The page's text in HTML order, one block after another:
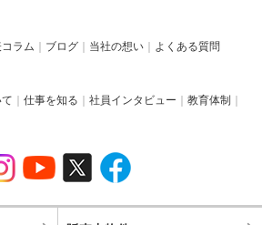
ラム ブログ 当社の想い よくある質問
仕事を知る 社員インタビュー
教育体制